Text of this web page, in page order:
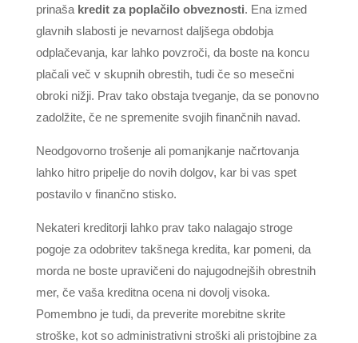
prinaša kredit za poplačilo obveznosti. Ena izmed
glavnih slabosti je nevarnost daljšega obdobja
odplačevanja, kar lahko povzroči, da boste na koncu
plačali več v skupnih obrestih, tudi če so mesečni
obroki nižji. Prav tako obstaja tveganje, da se ponovno
zadolžite, če ne spremenite svojih finančnih navad.
Neodgovorno trošenje ali pomanjkanje načrtovanja
lahko hitro pripelje do novih dolgov, kar bi vas spet
postavilo v finančno stisko.
Nekateri kreditorji lahko prav tako nalagajo stroge
pogoje za odobritev takšnega kredita, kar pomeni, da
morda ne boste upravičeni do najugodnejših obrestnih
mer, če vaša kreditna ocena ni dovolj visoka.
Pomembno je tudi, da preverite morebitne skrite
stroške, kot so administrativni stroški ali pristojbine za